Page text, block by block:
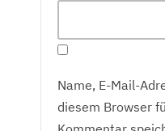
Name, E-Mail-
diesem Browser